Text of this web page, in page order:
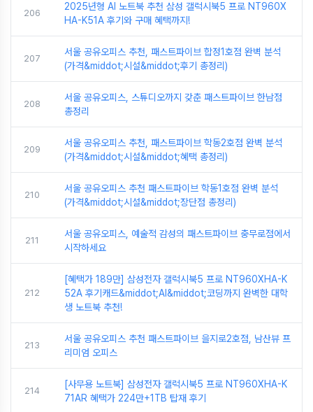
206
2025년형 AI 노트북 추천 삼성 갤럭시북5 프로 NT960X
HA-K51A 후기와 구매 혜택까지!
207
서울 공유오피스 추천, 패스트파이브 합정1호점 완벽 분석
(가격&middot;시설&middot;후기 총정리)
208
서울 공유오피스, 스튜디오까지 갖춘 패스트파이브 한남점
총정리
209
서울 공유오피스 추천, 패스트파이브 학동2호점 완벽 분석
(가격&middot;시설&middot;혜택 총정리)
210
서울 공유오피스 추천 패스트파이브 학동1호점 완벽 분석
(가격&middot;시설&middot;장단점 총정리)
211
서울 공유오피스, 예술적 감성의 패스트파이브 충무로점에서
시작하세요
212
[혜택가 189만] 삼성전자 갤럭시북5 프로 NT960XHA-K
52A 후기캐드&middot;AI&middot;코딩까지 완벽한 대학
생 노트북 추천!
213
서울 공유오피스 추천 패스트파이브 을지로2호점, 남산뷰 프
리미엄 오피스
214
[사무용 노트북] 삼성전자 갤럭시북5 프로 NT960XHA-K
71AR 혜택가 224만+1TB 탑재 후기